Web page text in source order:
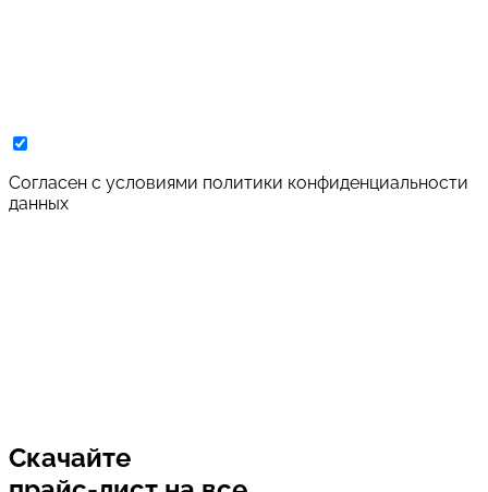
Cогласен с условиями политики конфиденциальности
данных
Скачайте